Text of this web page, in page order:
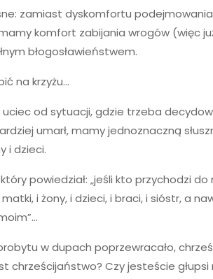
zamiast dyskomfortu
komfort zabijania wrogów (więc
błogosławieństwem.
na krzyżu…
uciec od sytuacji, gdzie trzeba
umarł, mamy jednoznaczną
i dzieci.
powiedział: „jeśli kto przychodzi do
i żony, i dzieci, i braci, i sióstr, a
w dupach poprzewracało,
chrześcijaństwo? Czy jesteście głupsi